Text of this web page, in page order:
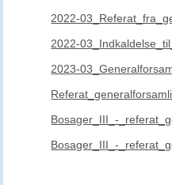
2022-
2022-
2023-
Bosager_III_-
Bosager_III_-